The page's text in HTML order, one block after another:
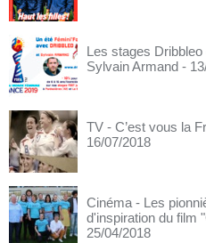
Les stages
Sylvain Armand -
TV - C’est vous la
16/07/2018
Cinéma - Les
d'inspiration du film
25/04/2018